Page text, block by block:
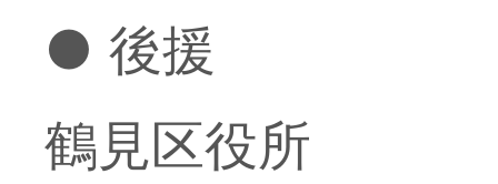
● 後援
鶴見区役所